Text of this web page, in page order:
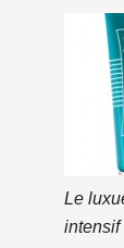
Le
intensif